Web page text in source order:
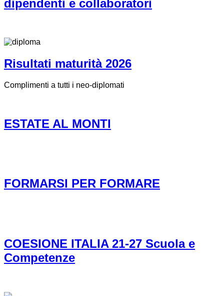
dipendenti e collaboratori
Risultati maturità 2026
Complimenti a tutti i neo-diplomati
ESTATE AL MONTI
FORMARSI PER FORMARE
COESIONE ITALIA 21-27 Scuola e
Competenze